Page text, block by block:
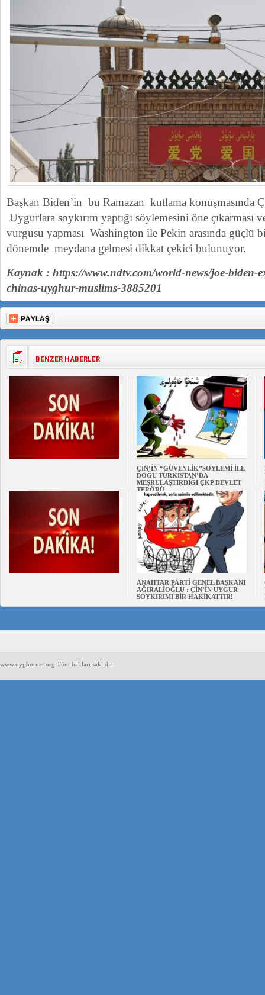
Başkan Biden’in bu Ramazan kutlama konuşmasında
Uygurlara soykırım yaptığı söylemesini öne
vurgusu yapması Washington ile Pekin arasında
dönemde meydana gelmesi dikkat çekici bulunuyor.
Kaynak : https://www.ndtv.com/world-news/joe-biden-
chinas-uyghur-muslims-3885201
BENZER HABERLER
ÇİN’İN “GÜVENLİK”SÖYLEMİ İLE
DOĞU TÜRKİSTAN’DA
MEŞRULAŞTIRDIĞI ÇKP DEVLET
TERÖRÜ
ANAHTAR PARTİ GENEL BAŞKANI
AĞIRALİOĞLU : ÇİN’İN UYGUR
SOYKIRIMI BİR HAKİKATTIR!
www.uyghurnet.org Tüm hakları saklıdır